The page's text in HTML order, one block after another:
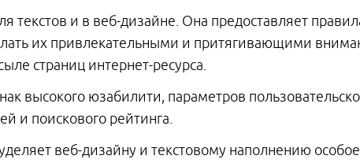
и в веб-дизайне. Она предоставляет
их привлекательными и притягивающими
страниц интернет-ресурса.
высокого юзабилити, параметров
и поискового рейтинга.
веб-дизайну и текстовому наполнению